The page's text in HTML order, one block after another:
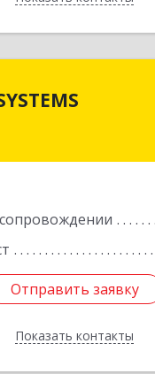
Отправить заявку
Показать контакты
ул. Колумна
Отправить заявку
Назад